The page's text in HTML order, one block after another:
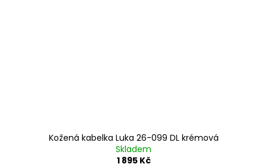
Kožená kabelka Luka 26-099 DL krémová
Skladem
1 895 Kč